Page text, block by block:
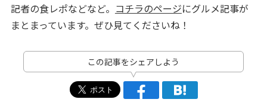
記者の食レポなどなど。 コチラのページにグルメ記事が
まとまっています。ぜひ見てくださいね！
この記事をシェアしよう